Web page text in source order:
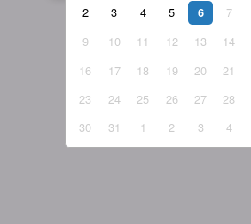
English-Global
2
3 4 5 6 7
9
10 11 12 13 14
16
17 18 19 20 21
23
24 25 26 27 28
30
31 1 2 3 4